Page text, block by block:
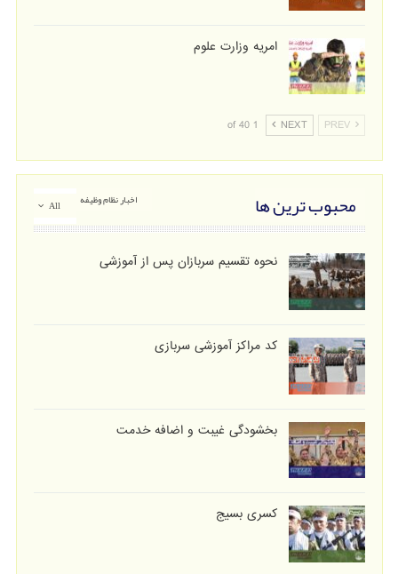
امریه وزارت علوم
PREV
NEXT
1 of 40
All محبوب ترین ها اخبار نظام وظیفه
نحوه تقسیم سربازان پس از آموزشی
کد مراکز آموزشی سربازی
بخشودگی غیبت و اضافه خدمت
کسری بسیج